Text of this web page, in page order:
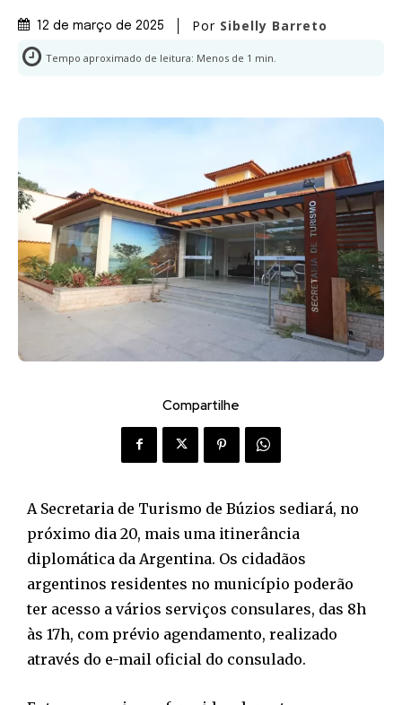
12 de março de 2025 Por Sibelly Barreto
Tempo aproximado de leitura: Menos de 1 min.
Compartilhe
A Secretaria de Turismo de Búzios sediará, no
próximo dia 20, mais uma itinerância
diplomática da Argentina. Os cidadãos
argentinos residentes no município poderão
ter acesso a vários serviços consulares, das 8h
às 17h, com prévio agendamento, realizado
através do e-mail oficial do consulado.